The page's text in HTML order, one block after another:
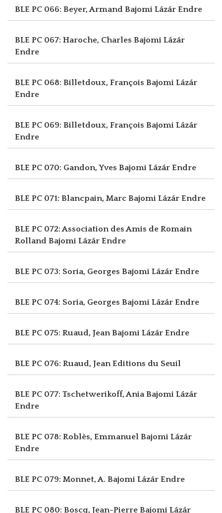
BLE PC 066: Beyer, Armand Bajomi Lázár Endre
BLE PC 067: Haroche, Charles Bajomi Lázár
Endre
BLE PC 068: Billetdoux, François Bajomi Lázár
Endre
BLE PC 069: Billetdoux, François Bajomi Lázár
Endre
BLE PC 070: Gandon, Yves Bajomi Lázár Endre
BLE PC 071: Blancpain, Marc Bajomi Lázár Endre
BLE PC 072: Association des Amis de Romain
Rolland Bajomi Lázár Endre
BLE PC 073: Soria, Georges Bajomi Lázár Endre
BLE PC 074: Soria, Georges Bajomi Lázár Endre
BLE PC 075: Ruaud, JeanBajomi Lázár Endre
BLE PC 076: Ruaud, JeanEditions du Seuil
BLE PC 077: Tschetwerikoff, AniaBajomi Lázár
Endre
BLE PC 078: Roblès, Emmanuel Bajomi Lázár
Endre
BLE PC 079: Monnet, A. Bajomi Lázár Endre
BLE PC 080: Boscq, Jean-Pierre Bajomi Lázár